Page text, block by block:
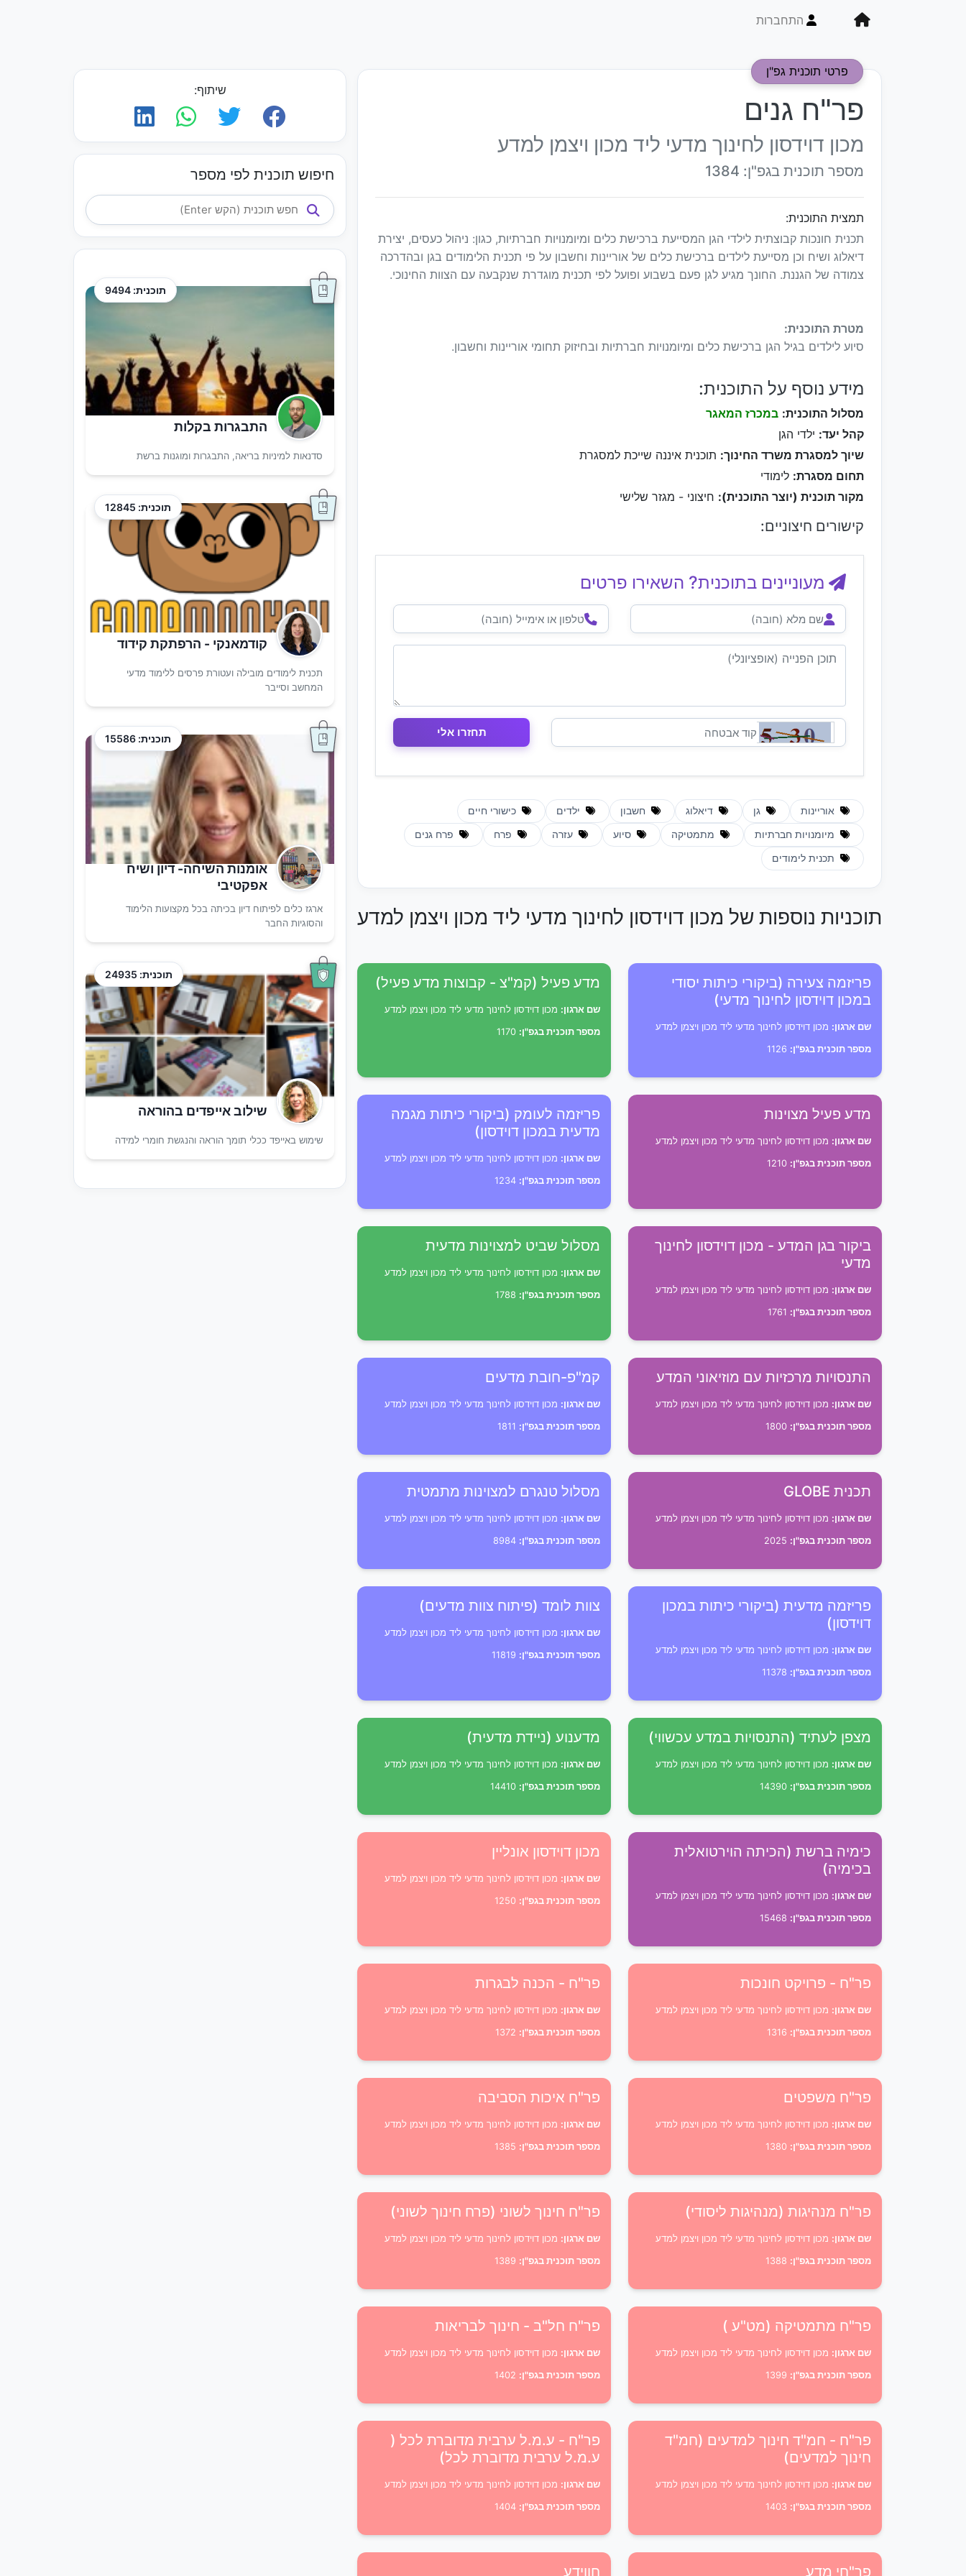
התחברות
פרטי תוכנית גפ"ן
פר"ח גנים
מכון דוידסון לחינוך מדעי ליד מכון ויצמן למדע
מספר תוכנית בגפ"ן: 1384
תמצית התוכנית:
תכנית חונכות קבוצתית לילדי הגן המסייעת ברכישת כלים ומיומנויות חברתיות, כגון: ניהול כעסים, יצירת
דיאלוג ושיח וכן מסייעת לילדים ברכישת כלים של אוריינות וחשבון על פי תכנית הלימודים בגן ובהדרכה
צמודה של הגננת. החונך מגיע לגן פעם בשבוע ופועל לפי תכנית מוגדרת שנקבעה עם הצוות החינוכי.
מטרת התוכנית:
סיוע לילדים בגיל הגן ברכישת כלים ומיומנויות חברתיות ובחיזוק תחומי אוריינות וחשבון.
מידע נוסף על התוכנית:
מסלול התוכנית: במכרז המאגר
קהל יעד: ילדי הגן
שיוך למסגרת משרד החינוך: תוכנית איננה שייכת למסגרת
תחום מסגרת: לימודי
מקור תוכנית (יוצר התוכנית): חיצוני - מגזר שלישי
קישורים חיצוניים:
מעוניינים בתוכנית? השאירו פרטים
אוריינות גן דיאלוג חשבון ילדים כישורי חיים
מיומנויות חברתיות מתמטיקה סיוע עזרה פרח פרח גנים
תכנית לימודים
תוכניות נוספות של מכון דוידסון לחינוך מדעי ליד מכון ויצמן למדע
פריזמה צעירה (ביקורי כיתות יסודי
במכון דוידסון לחינוך מדעי)
שם ארגון: מכון דוידסון לחינוך מדעי ליד מכון ויצמן למדע
מספר תוכנית בגפ"ן:
מדע פעיל (קמ"צ - קבוצות מדע פעיל)
שם ארגון: מכון דוידסון לחינוך מדעי ליד מכון ויצמן למדע
מספר תוכנית בגפ"ן:
מדע פעיל מצוינות
שם ארגון: מכון דוידסון לחינוך מדעי ליד מכון ויצמן למדע
מספר תוכנית בגפ"ן:
פריזמה לעומק (ביקורי כיתות מגמה
מדעית במכון דוידסון)
שם ארגון: מכון דוידסון לחינוך מדעי ליד מכון ויצמן למדע
מספר תוכנית בגפ"ן:
ביקור בגן המדע - מכון דוידסון לחינוך
מדעי
שם ארגון: מכון דוידסון לחינוך מדעי ליד מכון ויצמן למדע
מספר תוכנית בגפ"ן:
מסלול שביט למצוינות מדעית
שם ארגון: מכון דוידסון לחינוך מדעי ליד מכון ויצמן למדע
מספר תוכנית בגפ"ן:
התנסויות מרכזיות עם מוזיאוני המדע
שם ארגון: מכון דוידסון לחינוך מדעי ליד מכון ויצמן למדע
מספר תוכנית בגפ"ן:
קמ"פ-חובת מדעים
שם ארגון: מכון דוידסון לחינוך מדעי ליד מכון ויצמן למדע
מספר תוכנית בגפ"ן:
תכנית GLOBE
שם ארגון: מכון דוידסון לחינוך מדעי ליד מכון ויצמן למדע
מספר תוכנית בגפ"ן:
מסלול טנגרם למצוינות מתמטית
שם ארגון: מכון דוידסון לחינוך מדעי ליד מכון ויצמן למדע
מספר תוכנית בגפ"ן:
פריזמה מדעית (ביקורי כיתות במכון
דוידסון)
שם ארגון: מכון דוידסון לחינוך מדעי ליד מכון ויצמן למדע
מספר תוכנית בגפ"ן:
צוות לומד (פיתוח צוות מדעים)
שם ארגון: מכון דוידסון לחינוך מדעי ליד מכון ויצמן למדע
מספר תוכנית בגפ"ן:
מצפן לעתיד (התנסויות במדע עכשווי)
שם ארגון: מכון דוידסון לחינוך מדעי ליד מכון ויצמן למדע
מספר תוכנית בגפ"ן:
מדענוע (ניידת מדעית)
שם ארגון: מכון דוידסון לחינוך מדעי ליד מכון ויצמן למדע
מספר תוכנית בגפ"ן:
כימיה ברשת (הכיתה הוירטואלית
בכימיה)
שם ארגון: מכון דוידסון לחינוך מדעי ליד מכון ויצמן למדע
מספר תוכנית בגפ"ן:
מכון דוידסון אונליין
שם ארגון: מכון דוידסון לחינוך מדעי ליד מכון ויצמן למדע
מספר תוכנית בגפ"ן:
פר"ח - פרויקט חונכות
שם ארגון: מכון דוידסון לחינוך מדעי ליד מכון ויצמן למדע
מספר תוכנית בגפ"ן:
פר"ח - הכנה לבגרות
שם ארגון: מכון דוידסון לחינוך מדעי ליד מכון ויצמן למדע
מספר תוכנית בגפ"ן:
פר"ח משפטים
שם ארגון: מכון דוידסון לחינוך מדעי ליד מכון ויצמן למדע
מספר תוכנית בגפ"ן:
פר"ח איכות הסביבה
שם ארגון: מכון דוידסון לחינוך מדעי ליד מכון ויצמן למדע
מספר תוכנית בגפ"ן:
פר"ח מנהיגות (מנהיגות ליסודי)
שם ארגון: מכון דוידסון לחינוך מדעי ליד מכון ויצמן למדע
מספר תוכנית בגפ"ן:
פר"ח חינוך לשוני (פרח חינוך לשוני)
שם ארגון: מכון דוידסון לחינוך מדעי ליד מכון ויצמן למדע
מספר תוכנית בגפ"ן:
פר"ח מתמטיקה (מט"ע )
שם ארגון: מכון דוידסון לחינוך מדעי ליד מכון ויצמן למדע
מספר תוכנית בגפ"ן:
פר"ח חל"ב - חינוך לבריאות
שם ארגון: מכון דוידסון לחינוך מדעי ליד מכון ויצמן למדע
מספר תוכנית בגפ"ן:
פר"ח - חמ"ד חינוך למדעים (חמ"ד
חינוך למדעים)
שם ארגון: מכון דוידסון לחינוך מדעי ליד מכון ויצמן למדע
מספר תוכנית בגפ"ן:
פר"ח - ע.מ.ל ערבית מדוברת לכל (
ע.מ.ל ערבית מדוברת לכל)
שם ארגון: מכון דוידסון לחינוך מדעי ליד מכון ויצמן למדע
מספר תוכנית בגפ"ן:
פר"חי מדע חווידע
שיתוף:
חיפוש תוכנית לפי מספר
תוכנית: 9494
התבגרות בקלות
סדנאות למיניות בריאה, התבגרות ומוגנות ברשת
תוכנית: 12845
קודמאנקי - הרפתקת קידוד
תכנית לימודים מובילה ועטורת פרסים ללימוד מדעי
המחשב וסייבר
תוכנית: 15586
אומנות השיחה- דיון ושיח
אפקטיבי
ארגז כלים לפיתוח דיון בכיתה בכל מקצועות הלימוד
והסוגיות החבר
תוכנית: 24935
שילוב אייפדים בהוראה
שימוש באייפד ככלי תומך הוראה והנגשת חומרי למידה